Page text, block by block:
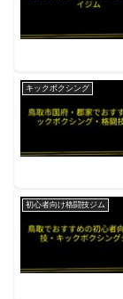
キックボクシング
初心者向け格闘技ジム